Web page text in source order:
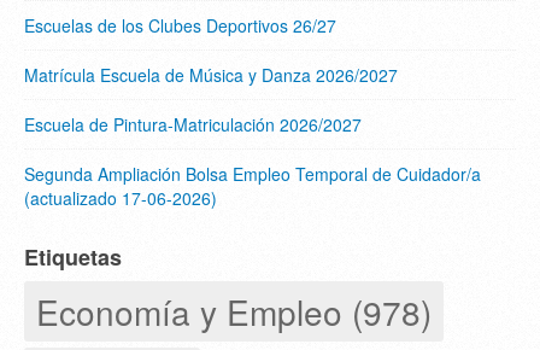
Escuelas de los Clubes Deportivos 26/27
Matrícula Escuela de Música y Danza 2026/2027
Escuela de Pintura-Matriculación 2026/2027
Segunda Ampliación Bolsa Empleo Temporal de Cuidador/a
(actualizado 17-06-2026)
Etiquetas
Economía y Empleo (978)